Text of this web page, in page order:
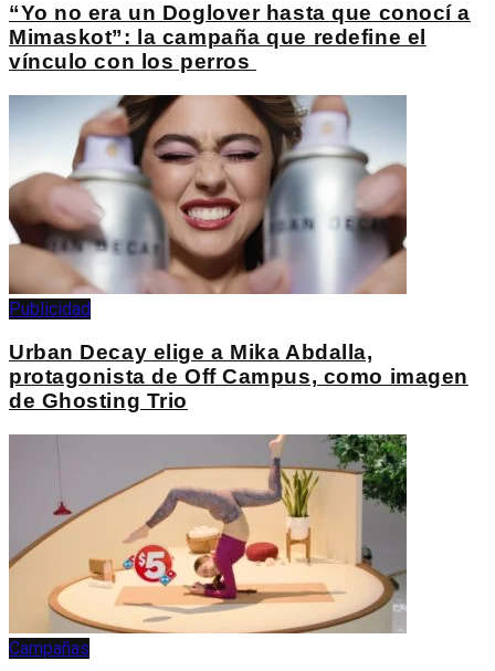
“Yo no era un Doglover hasta que conocí a
Mimaskot”: la campaña que redefine el
vínculo con los perros
Publicidad
Urban Decay elige a Mika Abdalla,
protagonista de Off Campus, como imagen
de Ghosting Trio
Campañas